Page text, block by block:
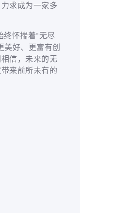
求成为一家多
终怀揣着“无尽
美好、更富有创
信，未来的无
来前所未有的